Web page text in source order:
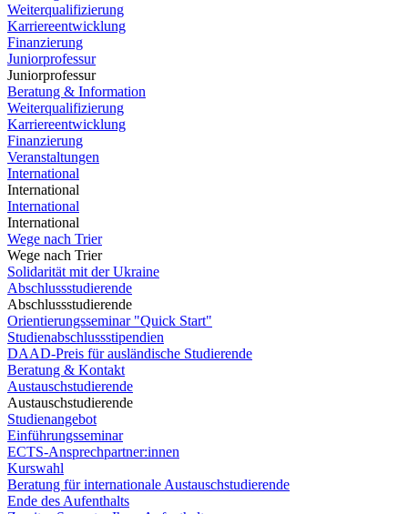
Weiterqualifizierung
Karriereentwicklung
Finanzierung
Juniorprofessur
Juniorprofessur
Beratung & Information
Weiterqualifizierung
Karriereentwicklung
Finanzierung
Veranstaltungen
International
International
International
International
Wege nach Trier
Wege nach Trier
Solidarität mit der Ukraine
Abschlussstudierende
Abschlussstudierende
Orientierungsseminar "Quick Start"
Studienabschlussstipendien
DAAD-Preis für ausländische Studierende
Beratung & Kontakt
Austauschstudierende
Austauschstudierende
Studienangebot
Einführungsseminar
ECTS-Ansprechpartner:innen
Kurswahl
Beratung für internationale Austauschstudierende
Ende des Aufenthalts